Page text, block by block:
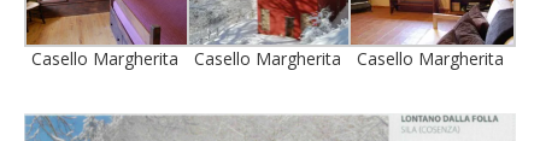
Casello Margherita Casello Margherita Casello Margherita